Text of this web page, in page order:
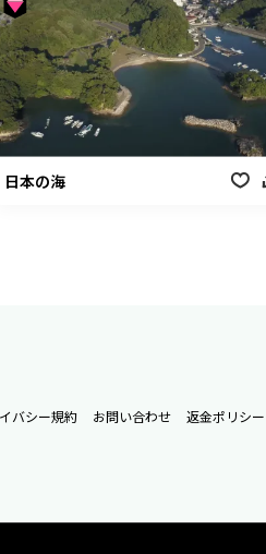
日本の海
バシー規約 お問い合わせ 返金ポリシー